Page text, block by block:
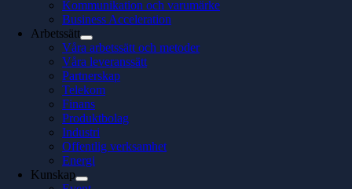
Kommunikation och varumärke
Business Acceleration
Arbetssätt
Våra arbetssätt och metoder
Våra leveranssätt
Partnerskap
Telekom
Finans
Produktbolag
Industri
Offentlig verksamhet
Energi
Kunskap